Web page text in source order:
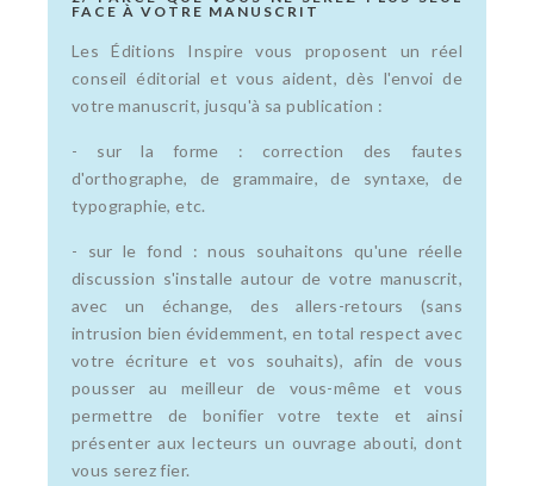
FACE À VOTRE MANUSCRIT
Les Éditions Inspire vous proposent un réel
conseil éditorial et vous aident, dès l'envoi de
votre manuscrit, jusqu'à sa publication :
- sur la forme : correction des fautes
d'orthographe, de grammaire, de syntaxe, de
typographie, etc.
- sur le fond : nous souhaitons qu'une réelle
discussion s'installe autour de votre manuscrit,
avec un échange, des allers-retours (sans
intrusion bien évidemment, en total respect avec
votre écriture et vos souhaits), afin de vous
pousser au meilleur de vous-même et vous
permettre de bonifier votre texte et ainsi
présenter aux lecteurs un ouvrage abouti, dont
vous serez fier.